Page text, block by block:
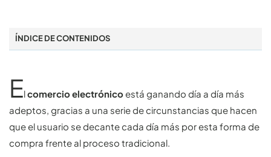
ÍNDICE DE CONTENIDOS
Elcomercio electrónicoestá ganando día a día más
adeptos, gracias a una serie de circunstancias que hacen
que el usuario se decante cada día más por esta forma de
compra frente al proceso tradicional.